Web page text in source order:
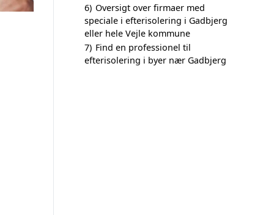
6) Oversigt over firmaer med
speciale i efterisolering i Gadbjerg
eller hele Vejle kommune
7) Find en professionel til
efterisolering i byer nær Gadbjerg